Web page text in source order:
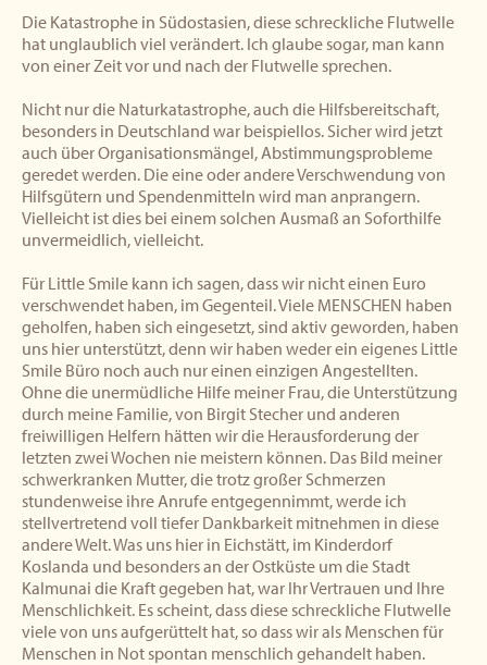
Die Katastrophe in Südostasien, diese schreckliche Flutwelle
hat unglaublich viel verändert. Ich glaube sogar, man kann
von einer Zeit vor und nach der Flutwelle sprechen.
Nicht nur die Naturkatastrophe, auch die Hilfsbereitschaft,
besonders in Deutschland war beispiellos. Sicher wird jetzt
auch über Organisationsmängel, Abstimmungsprobleme
geredet werden. Die eine oder andere Verschwendung von
Hilfsgütern und Spendenmitteln wird man anprangern.
Vielleicht ist dies bei einem solchen Ausmaß an Soforthilfe
unvermeidlich, vielleicht.
Für Little Smile kann ich sagen, dass wir nicht einen Euro
verschwendet haben, im Gegenteil. Viele MENSCHEN haben
geholfen, haben sich eingesetzt, sind aktiv geworden, haben
uns hier unterstützt, denn wir haben weder ein eigenes Little
Smile Büro noch auch nur einen einzigen Angestellten.
Ohne die unermüdliche Hilfe meiner Frau, die Unterstützung
durch meine Familie, von Birgit Stecher und anderen
freiwilligen Helfern hätten wir die Herausforderung der
letzten zwei Wochen nie meistern können. Das Bild meiner
schwerkranken Mutter, die trotz großer Schmerzen
stundenweise ihre Anrufe entgegennimmt, werde ich
stellvertretend voll tiefer Dankbarkeit mitnehmen in diese
andere Welt. Was uns hier in Eichstätt, im Kinderdorf
Koslanda und besonders an der Ostküste um die Stadt
Kalmunai die Kraft gegeben hat, war Ihr Vertrauen und Ihre
Menschlichkeit. Es scheint, dass diese schreckliche Flutwelle
viele von uns aufgerüttelt hat, so dass wir als Menschen für
Menschen in Not spontan menschlich gehandelt haben.